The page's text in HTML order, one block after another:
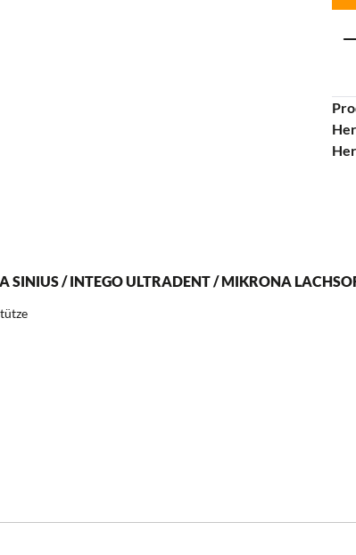
SINIUS / INTEGO ULTRADENT / MIKRONA